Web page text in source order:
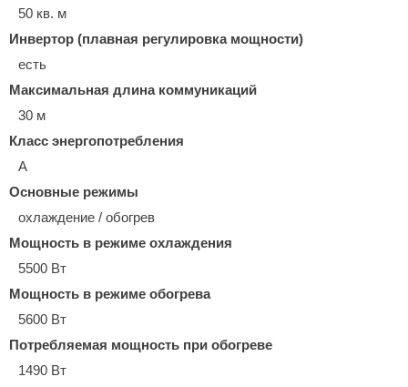
50 кв. м
Инвертор (плавная регулировка мощности)
есть
Максимальная длина коммуникаций
30 м
Класс энергопотребления
A
Основные режимы
охлаждение / обогрев
Мощность в режиме охлаждения
5500 Вт
Мощность в режиме обогрева
5600 Вт
Потребляемая мощность при обогреве
1490 Вт